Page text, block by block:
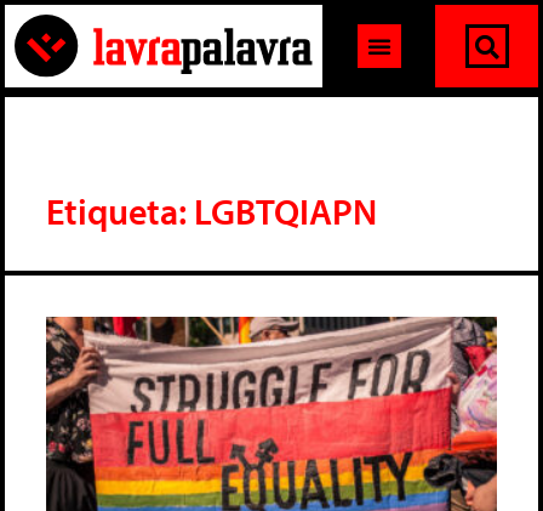
Etiqueta: LGBTQIAPN